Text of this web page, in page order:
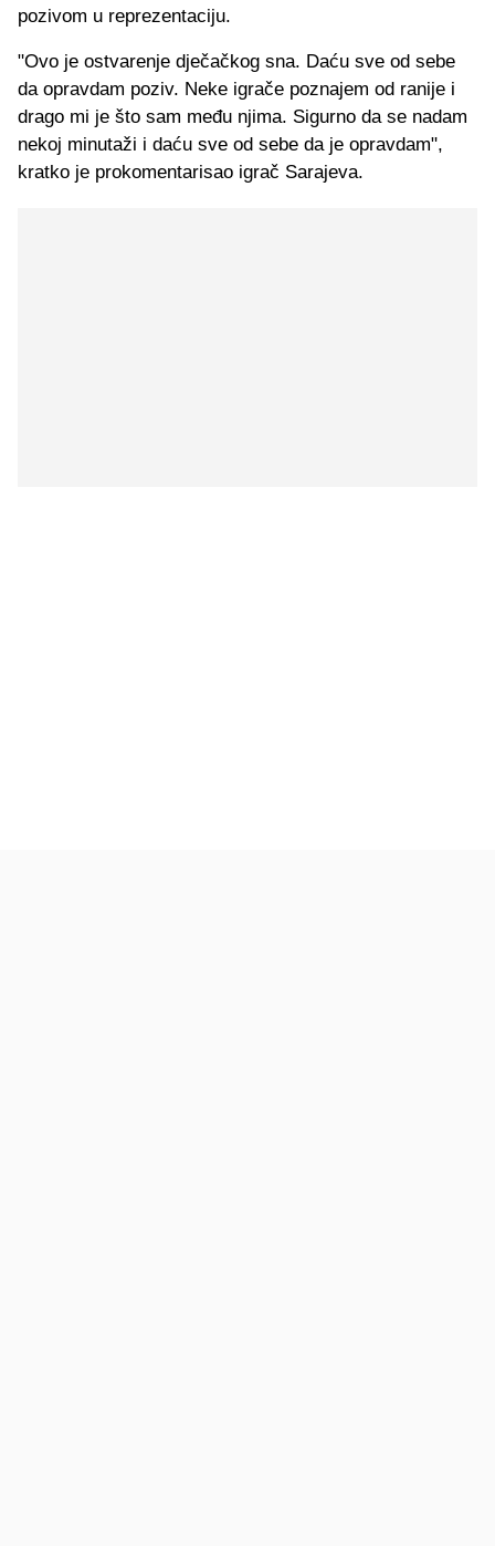
pozivom u reprezentaciju.
"Ovo je ostvarenje dječačkog sna. Daću sve od sebe
da opravdam poziv. Neke igrače poznajem od ranije i
drago mi je što sam među njima. Sigurno da se nadam
nekoj minutaži i daću sve od sebe da je opravdam",
kratko je prokomentarisao igrač Sarajeva.